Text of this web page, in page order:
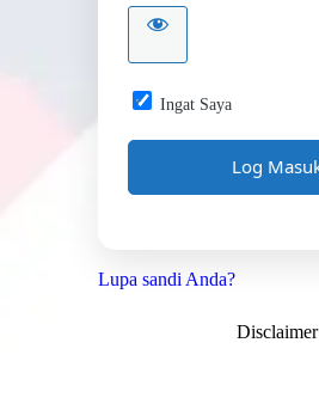
Ingat Saya
Lupa sandi Anda?
Disclaimer